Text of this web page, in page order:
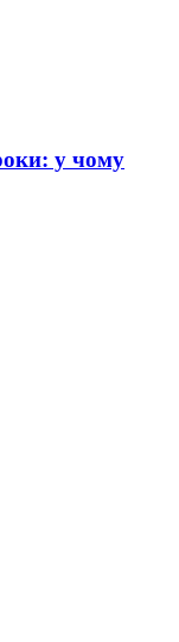
у чому